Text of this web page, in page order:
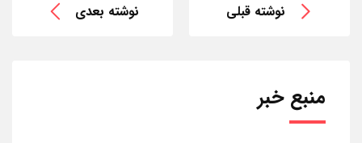
نوشته قبلی نوشته بعدی
منبع خبر